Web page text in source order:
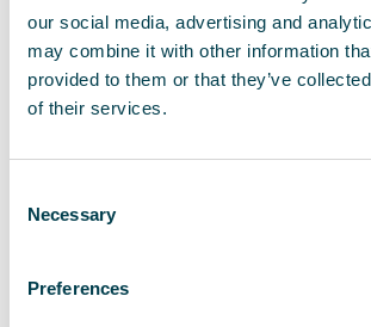
our social media, advertising and
may combine it with other information
provided to them or that they’ve
of their services.
Selection
Necessary
Preferences
QleanAir powietrze jest czystsze, a
sprzątania belek i wiązarów
zmniejszeniu.
zainstalowaniu oczyszczaczy
mamy znacznie mniej pyłu na
rzeczywiście przynoszą efekt. Kiedy
filtry, są one bardzo pełne, co jasno